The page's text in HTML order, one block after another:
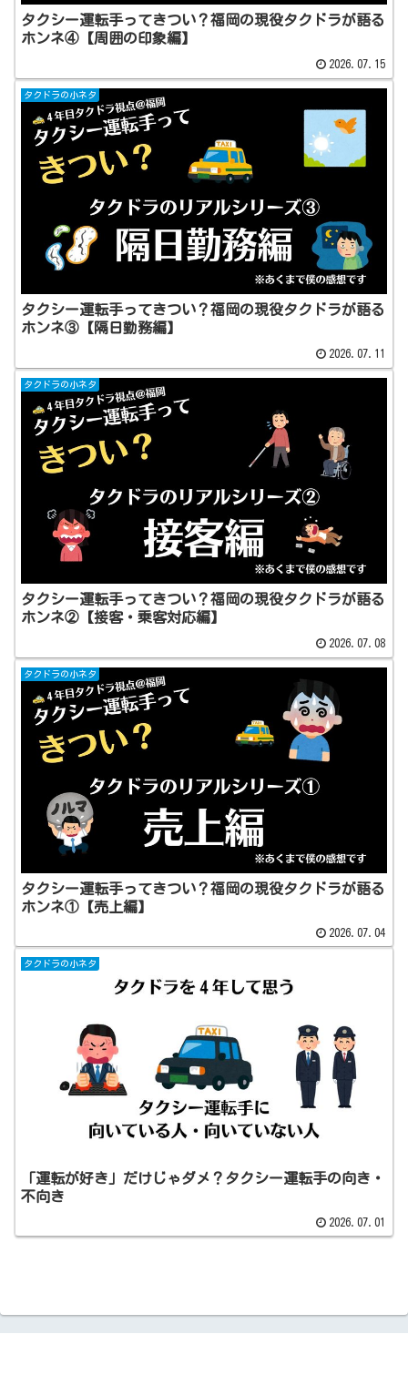
タクシー運転手ってきつい？福岡の現役タクドラが語る
ホンネ④【周囲の印象編】
2026.07.15
タクドラの小ネタ
タクシー運転手ってきつい？福岡の現役タクドラが語る
ホンネ③【隔日勤務編】
2026.07.11
タクドラの小ネタ
タクシー運転手ってきつい？福岡の現役タクドラが語る
ホンネ②【接客・乗客対応編】
2026.07.08
タクドラの小ネタ
タクシー運転手ってきつい？福岡の現役タクドラが語る
ホンネ①【売上編】
2026.07.04
タクドラの小ネタ
「運転が好き」だけじゃダメ？タクシー運転手の向き・
不向き
2026.07.01